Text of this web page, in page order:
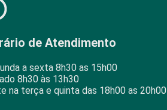
de Atendimento
a sexta 8h30 as 15h00
8h30 às 13h30
na terça e quinta das 18h00 as 20h00